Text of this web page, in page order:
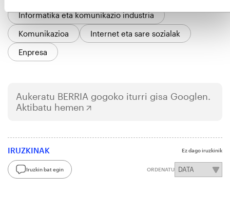
Informatika eta komunikazio industria
Komunikazioa
Internet eta sare sozialak
Enpresa
Aukeratu BERRIA gogoko iturri gisa Googlen.
Aktibatu hemen
IRUZKINAK Ez dago iruzkinik
Iruzkin bat egin ORDENATU